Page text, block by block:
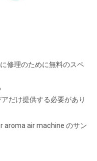
修理のために無料のスペ
だけ提供する必要があり
aroma air machine のサン